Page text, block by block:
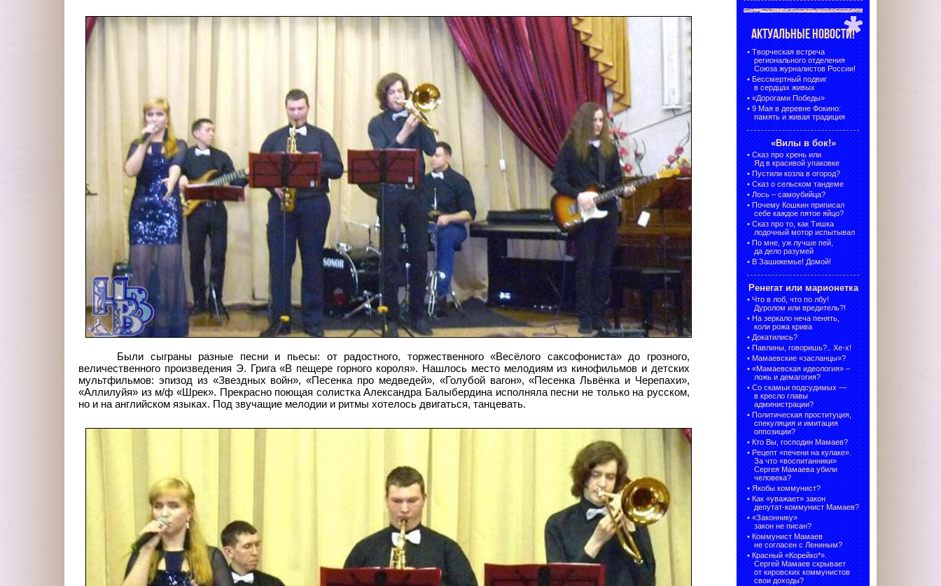
Были сыграны разные песни и пьесы: от радостного, торжественного «Весёлого саксофониста» до грозного,
величественного произведения Э. Грига «В пещере горного короля». Нашлось место мелодиям из кинофильмов и детских
мультфильмов: эпизод из «Звездных войн», «Песенка про медведей», «Голубой вагон», «Песенка Львёнка и Черепахи»,
«Аллилуйя» из м/ф «Шрек». Прекрасно поющая солистка Александра Балыбердина исполняла песни не только на русском,
но и на английском языках. Под звучащие мелодии и ритмы хотелось двигаться, танцевать.
АКТУАЛЬНЫЕ НОВОСТИ!
• Творческая встреча
регионального отделения
Союза журналистов России!
• Бессмертный подвиг
в сердцах живых
• «Дорогами Победы»
• 9 Мая в деревне Фокино:
память и живая традиция
«Вилы в бок!»
• Сказ про хрень или
Яд в красивой упаковке
• Пустили козла в огород?
• Сказ о сельском тандеме
• Лось – самоубийца?
• Почему Кошкин приписал
себе каждое пятое яйцо?
• Сказ про то, как Тишка
лодочный мотор испытывал
• По мне, уж лучше пей,
да дело разумей
• В Зашижемье! Домой!
Ренегат или марионетка
• Что в лоб, что по лбу!
Дуролом или вредитель?!
• На зеркало неча пенять,
коли рожа крива
• Докатились?
• Павлины, говоришь?.. Хе-х!
• Мамаевские «засланцы»?
• «Мамаевская идеология» –
ложь и демагогия?
• Со скамьи подсудимых —
в кресло главы
администрации?
• Политическая проституция,
спекуляция и имитация
оппозиции?
• Кто Вы, господин Мамаев?
• Рецепт «печени на кулаке».
За что «воспитанники»
Сергея Мамаева убили
человека?
• Якобы коммунист?
• Как «уважает» закон
депутат-коммунист Мамаев?
• «Законнику»
закон не писан?
• Коммунист Мамаев
не согласен с Лениным?
• Красный «Корейко*».
Сергей Мамаев скрывает
от кировских коммунистов
свои доходы?